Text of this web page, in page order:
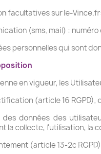
facultatives sur le-
(sms, mail) :
personnelles qui sont
en vigueur, les
(article 16
données des
la collecte, l'utilisation, la
(article 13-2c